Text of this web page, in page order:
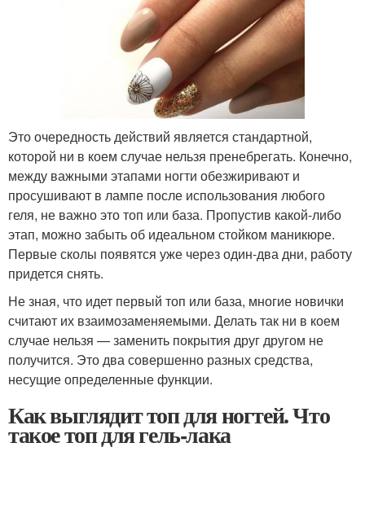
Это очередность действий является стандартной,
которой ни в коем случае нельзя пренебрегать. Конечно,
между важными этапами ногти обезжиривают и
просушивают в лампе после использования любого
геля, не важно это топ или база. Пропустив какой-либо
этап, можно забыть об идеальном стойком маникюре.
Первые сколы появятся уже через один-два дни, работу
придется снять.
Не зная, что идет первый топ или база, многие новички
считают их взаимозаменяемыми. Делать так ни в коем
случае нельзя — заменить покрытия друг другом не
получится. Это два совершенно разных средства,
несущие определенные функции.
Как выглядит топ для ногтей. Что
такое топ для гель-лака